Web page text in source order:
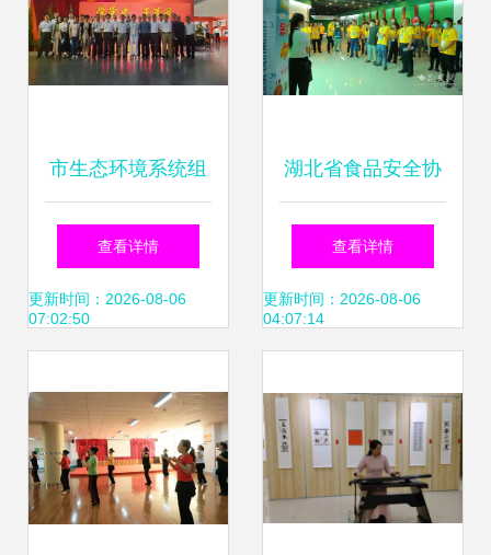
市生态环境系统组
织参观党史学习教
育廉政文化展，深
查看详情
更新时间：2026-08-06
07:02:50
湖北省食品安全协
会成立一周年侧记
以艺聚心，共筑食
查看详情
更新时间：2026-08-06
04:07:14